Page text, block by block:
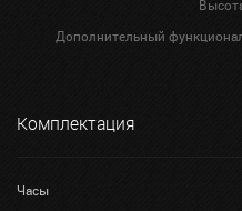
Дополнительный
Комплектация
Часы